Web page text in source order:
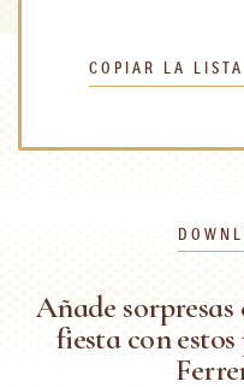
COPIAR LA
Añade
fiesta con